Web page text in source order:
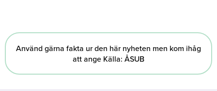
Använd gärna fakta ur den här nyheten men kom ihåg
att ange Källa: ÅSUB